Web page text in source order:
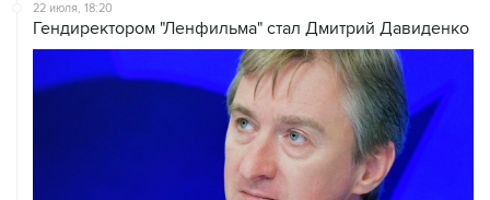
22 июля, 18:20
Гендиректором "Ленфильма" стал Дмитрий Давиденко